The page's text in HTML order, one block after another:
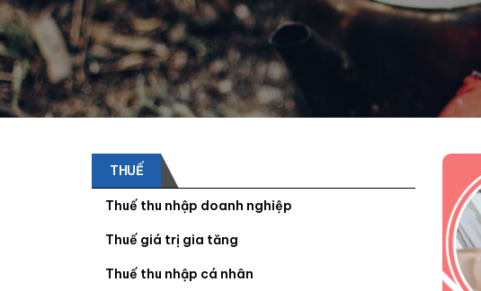
THUẾ
Thuế thu nhập doanh nghiệp
Thuế giá trị gia tăng
Thuế thu nhập cá nhân